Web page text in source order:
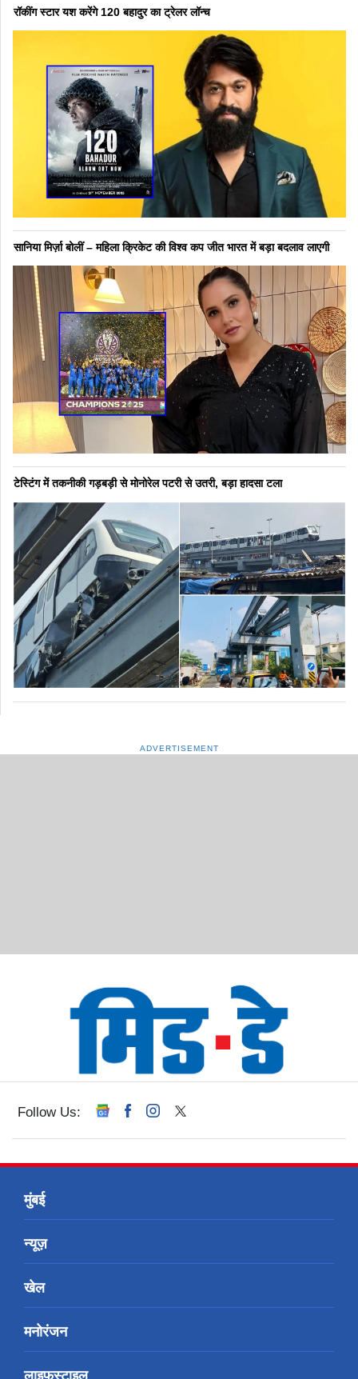
रॉकींग स्टार यश करेंगे 120 बहादुर का ट्रेलर लॉन्च
सानिया मिर्ज़ा बोलीं – महिला क्रिकेट की विश्व कप जीत भारत में बड़ा बदलाव लाएगी
टेस्टिंग में तकनीकी गड़बड़ी से मोनोरेल पटरी से उतरी, बड़ा हादसा टला
ADVERTISEMENT
Follow Us:
मुंबई
न्यूज़
खेल
मनोरंजन